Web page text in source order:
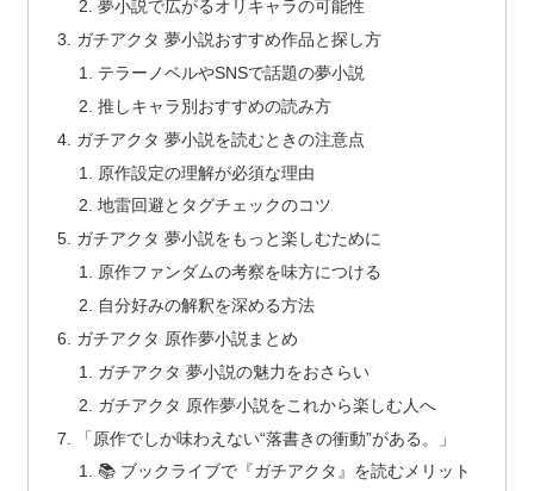
夢小説で広がるオリキャラの可能性
ガチアクタ 夢小説おすすめ作品と探し方
テラーノベルやSNSで話題の夢小説
推しキャラ別おすすめの読み方
ガチアクタ 夢小説を読むときの注意点
原作設定の理解が必須な理由
地雷回避とタグチェックのコツ
ガチアクタ 夢小説をもっと楽しむために
原作ファンダムの考察を味方につける
自分好みの解釈を深める方法
ガチアクタ 原作夢小説まとめ
ガチアクタ 夢小説の魅力をおさらい
ガチアクタ 原作夢小説をこれから楽しむ人へ
「原作でしか味わえない“落書きの衝動”がある。」
📚 ブックライブで『ガチアクタ』を読むメリット